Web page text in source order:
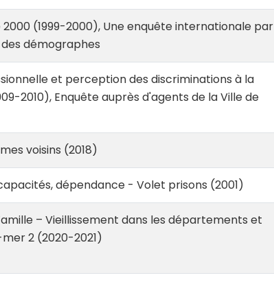
(1999-2000), Une enquête internationale par
démographes
et perception des discriminations à la
2010), Enquête auprès d'agents de la Ville de
voisins (2018)
dépendance - Volet prisons (2001)
– Vieillissement dans les départements et
2 (2020-2021)